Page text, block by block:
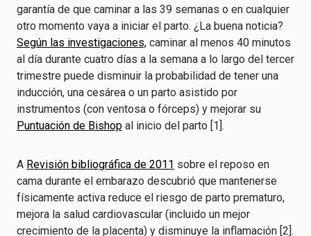
garantía de que caminar a las 39 semanas o en cualquier
otro momento vaya a iniciar el parto. ¿La buena noticia?
Según las investigaciones, caminar al menos 40 minutos
al día durante cuatro días a la semana a lo largo del tercer
trimestre puede disminuir la probabilidad de tener una
inducción, una cesárea o un parto asistido por
instrumentos (con ventosa o fórceps) y mejorar su
Puntuación de Bishop al inicio del parto [1].
A Revisión bibliográfica de 2011 sobre el reposo en
cama durante el embarazo descubrió que mantenerse
físicamente activa reduce el riesgo de parto prematuro,
mejora la salud cardiovascular (incluido un mejor
crecimiento de la placenta) y disminuye la inflamación [2].